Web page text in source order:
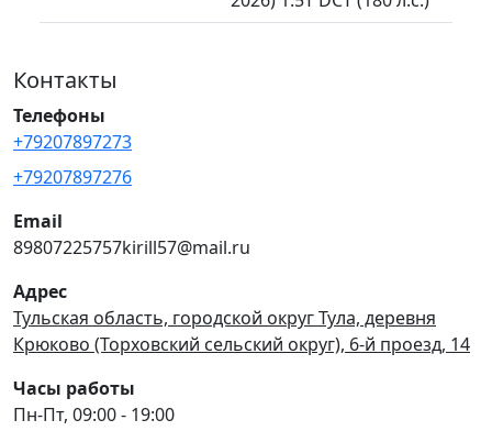
Контакты
Телефоны
+79207897273
+79207897276
Email
89807225757kirill57@mail.ru
Адрес
Тульская область, городской округ Тула, деревня
Крюково (Торховский сельский округ), 6-й проезд, 14
Часы работы
Пн-Пт, 09:00 - 19:00